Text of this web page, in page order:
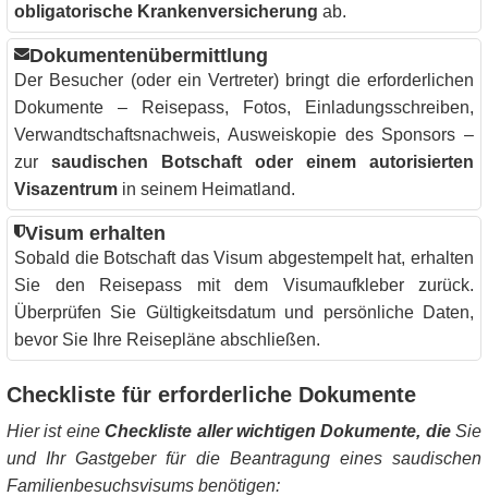
obligatorische Krankenversicherung ab.
Dokumentenübermittlung
Der Besucher (oder ein Vertreter) bringt die erforderlichen
Dokumente – Reisepass, Fotos, Einladungsschreiben,
Verwandtschaftsnachweis, Ausweiskopie des Sponsors –
zur saudischen Botschaft oder einem autorisierten
Visazentrum in seinem Heimatland.
Visum erhalten
Sobald die Botschaft das Visum abgestempelt hat, erhalten
Sie den Reisepass mit dem Visumaufkleber zurück.
Überprüfen Sie Gültigkeitsdatum und persönliche Daten,
bevor Sie Ihre Reisepläne abschließen.
Checkliste für erforderliche Dokumente
Hier ist eineCheckliste aller wichtigen Dokumente, dieSie
und Ihr Gastgeber für die Beantragung eines saudischen
Familienbesuchsvisums benötigen: